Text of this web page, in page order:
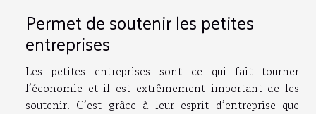
Permet de soutenir les petites
entreprises
Les petites entreprises sont ce qui fait tourner
l’économie et il est extrêmement important de les
soutenir. C’est grâce à leur esprit d’entreprise que